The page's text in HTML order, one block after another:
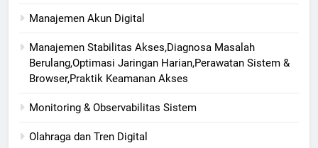
Manajemen Akun Digital
Manajemen Stabilitas Akses,Diagnosa Masalah
Berulang,Optimasi Jaringan Harian,Perawatan Sistem &
Browser,Praktik Keamanan Akses
Monitoring & Observabilitas Sistem
Olahraga dan Tren Digital